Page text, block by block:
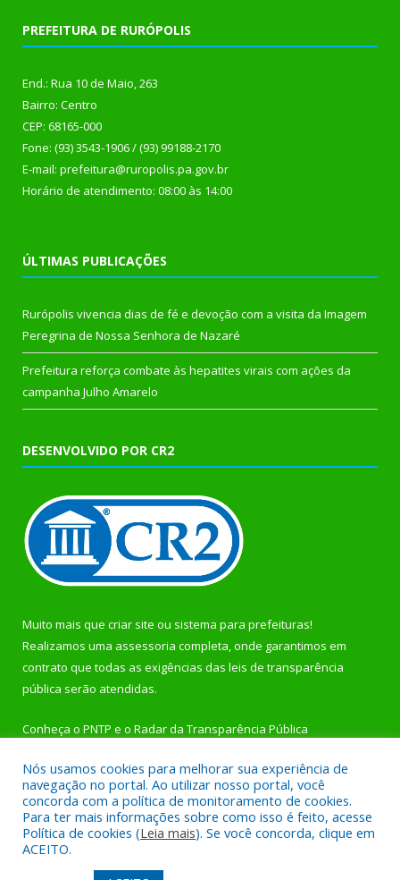
PREFEITURA DE RURÓPOLIS
End.: Rua 10 de Maio, 263
Bairro: Centro
CEP: 68165-000
Fone: (93) 3543-1906 / (93) 99188-2170
E-mail: prefeitura@ruropolis.pa.gov.br
Horário de atendimento: 08:00 às 14:00
ÚLTIMAS PUBLICAÇÕES
Rurópolis vivencia dias de fé e devoção com a visita da Imagem
Peregrina de Nossa Senhora de Nazaré
Prefeitura reforça combate às hepatites virais com ações da
campanha Julho Amarelo
DESENVOLVIDO POR CR2
Muito mais que criar site ou sistema para prefeituras!
Realizamos uma assessoria completa, onde garantimos em
contrato que todas as exigências das leis de transparência
pública serão atendidas.
Conheça o PNTP e o Radar da Transparência Pública
Todos os direitos reservados a Prefeitura Municipal de
Rurópolis.
Nós usamos cookies para melhorar sua experiência de
navegação no portal. Ao utilizar nosso portal, você
concorda com a política de monitoramento de cookies.
Para ter mais informações sobre como isso é feito, acesse
Política de cookies (Leia mais). Se você concorda, clique em
ACEITO.